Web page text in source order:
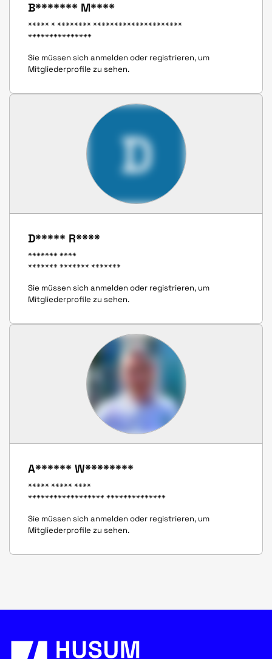
B******* M****
***** * ******** *********************
***************
Sie müssen sich anmelden oder registrieren, um
Mitgliederprofile zu sehen.
D
D***** R****
******* ****
******* ******* *******
Sie müssen sich anmelden oder registrieren, um
Mitgliederprofile zu sehen.
A****** W********
***** ***** ****
****************** **************
Sie müssen sich anmelden oder registrieren, um
Mitgliederprofile zu sehen.